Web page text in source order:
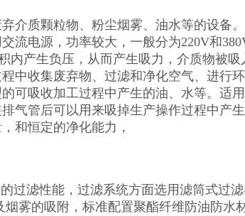
介质颗粒物、粉尘烟雾、油水等的设备
流电源，功率较大，一般分为220V和
内产生负压，从而产生吸力，介质物被吸
中收集废弃物、过滤和净化空气、进行
可吸收加工过程中产生的油、水等。适
气管后可以用来吸掉生产操作过程中产
和恒定的净化能力，
过滤性能，过滤系统方面选用滤筒式过
雾的吸附，标准配置聚酯纤维防油防水